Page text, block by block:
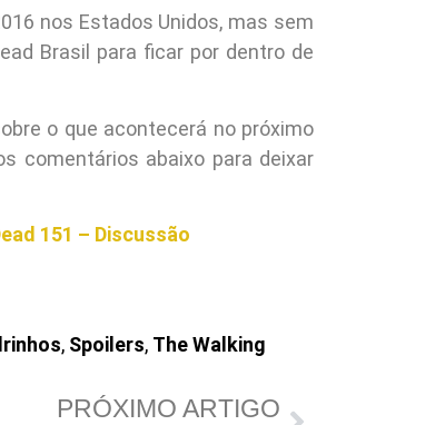
nos Estados Unidos, mas sem
Brasil para ficar por dentro de
o que acontecerá no próximo
comentários abaixo para deixar
151 – Discussão
, Spoilers, The Walking
PRÓXIMO ARTIGO